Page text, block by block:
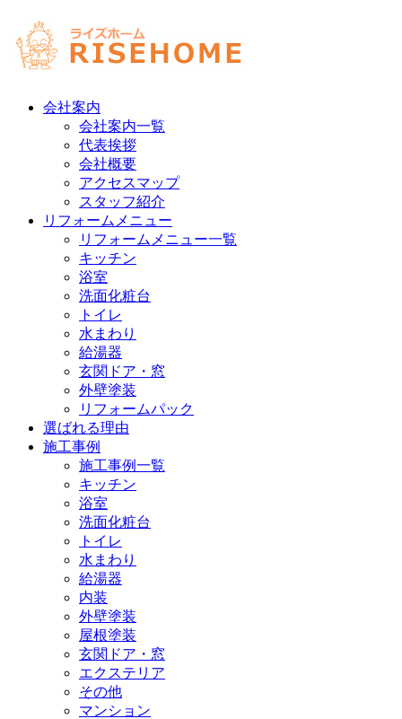
会社案内
会社案内一覧
代表挨拶
会社概要
アクセスマップ
スタッフ紹介
リフォームメニュー
リフォームメニュー一覧
キッチン
浴室
洗面化粧台
トイレ
水まわり
給湯器
玄関ドア・窓
外壁塗装
リフォームパック
選ばれる理由
施工事例
施工事例一覧
キッチン
浴室
洗面化粧台
トイレ
水まわり
給湯器
内装
外壁塗装
屋根塗装
玄関ドア・窓
エクステリア
その他
マンション